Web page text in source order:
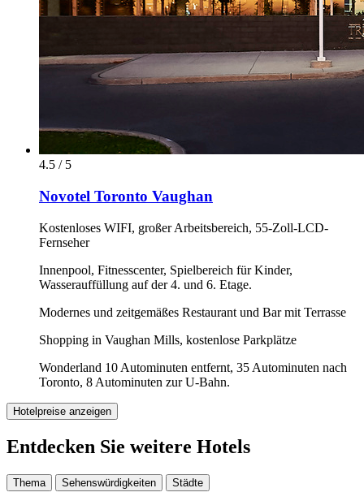
4.5 / 5
Novotel Toronto Vaughan
Kostenloses WIFI, großer Arbeitsbereich, 55-Zoll-LCD-
Fernseher
Innenpool, Fitnesscenter, Spielbereich für Kinder,
Wasserauffüllung auf der 4. und 6. Etage.
Modernes und zeitgemäßes Restaurant und Bar mit Terrasse
Shopping in Vaughan Mills, kostenlose Parkplätze
Wonderland 10 Autominuten entfernt, 35 Autominuten nach
Toronto, 8 Autominuten zur U-Bahn.
Hotelpreise anzeigen
Entdecken Sie weitere Hotels
Thema Sehenswürdigkeiten Städte